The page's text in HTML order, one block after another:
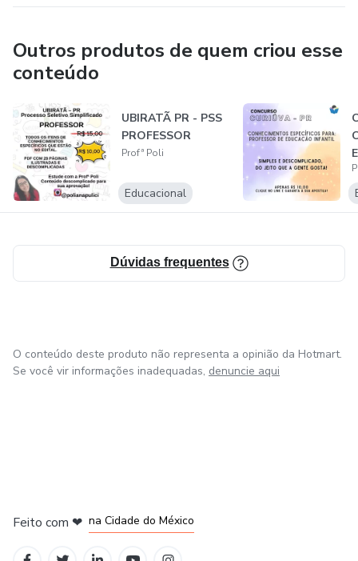
Outros produtos de quem criou esse
conteúdo
UBIRATÃ PR - PSS
PROFESSOR
Profª Poli
Educacional
Dúvidas frequentes
O conteúdo deste produto não representa a opinião da Hotmart.
Se você vir informações inadequadas, denuncie aqui
Feito com ❤ na Cidade do México